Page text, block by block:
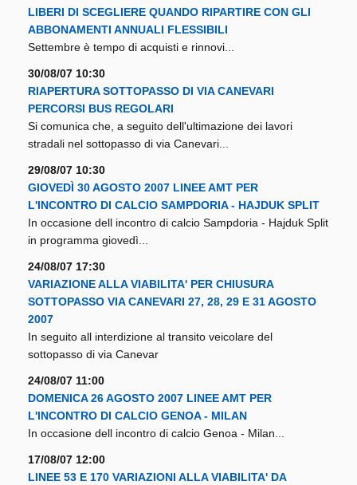
LIBERI DI SCEGLIERE QUANDO RIPARTIRE CON GLI
ABBONAMENTI ANNUALI FLESSIBILI
Settembre è tempo di acquisti e rinnovi...
30/08/07 10:30
RIAPERTURA SOTTOPASSO DI VIA CANEVARI
PERCORSI BUS REGOLARI
Si comunica che, a seguito dell'ultimazione dei lavori
stradali nel sottopasso di via Canevari...
29/08/07 10:30
GIOVEDÌ 30 AGOSTO 2007 LINEE AMT PER
L'INCONTRO DI CALCIO SAMPDORIA - HAJDUK SPLIT
In occasione dell incontro di calcio Sampdoria - Hajduk Split
in programma giovedì...
24/08/07 17:30
VARIAZIONE ALLA VIABILITA' PER CHIUSURA
SOTTOPASSO VIA CANEVARI 27, 28, 29 E 31 AGOSTO
2007
In seguito all interdizione al transito veicolare del
sottopasso di via Canevar
24/08/07 11:00
DOMENICA 26 AGOSTO 2007 LINEE AMT PER
L'INCONTRO DI CALCIO GENOA - MILAN
In occasione dell incontro di calcio Genoa - Milan...
17/08/07 12:00
LINEE 53 E 170 VARIAZIONI ALLA VIABILITA' DA